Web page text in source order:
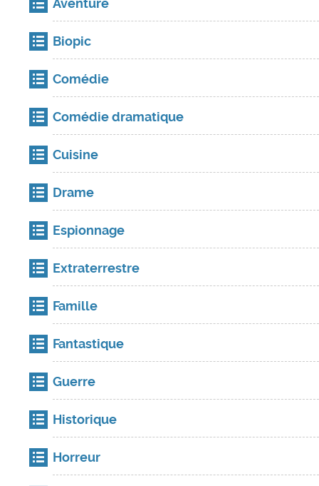
Aventure
Biopic
Comédie
Comédie dramatique
Cuisine
Drame
Espionnage
Extraterrestre
Famille
Fantastique
Guerre
Historique
Horreur